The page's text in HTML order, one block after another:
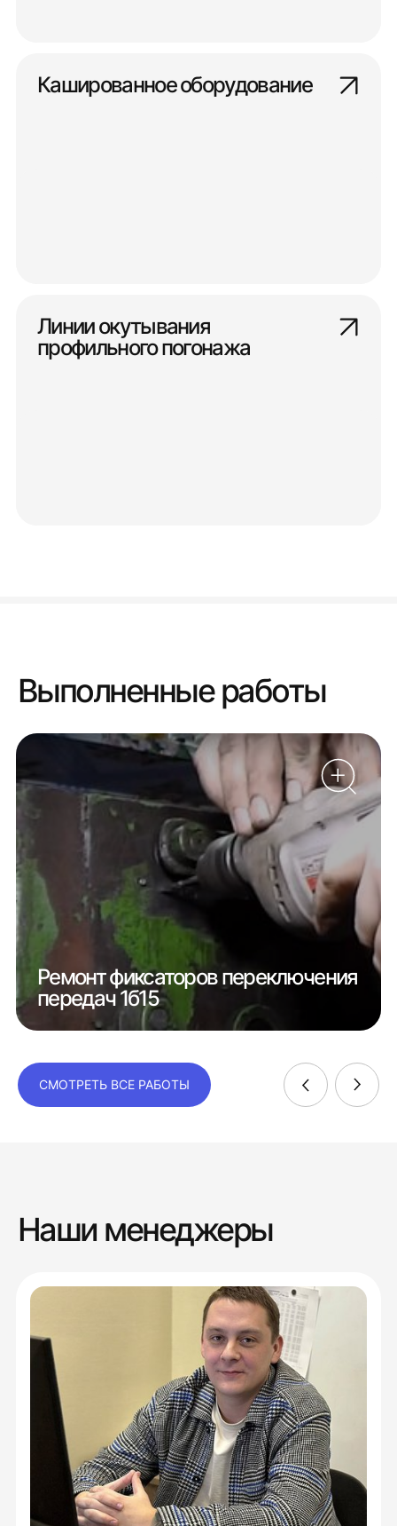
Кашированное оборудование
Линии окутывания
профильного погонажа
Выполненные работы
Ремонт фиксаторов переключения
передач 1б15
СМОТРЕТЬ ВСЕ РАБОТЫ
Наши менеджеры